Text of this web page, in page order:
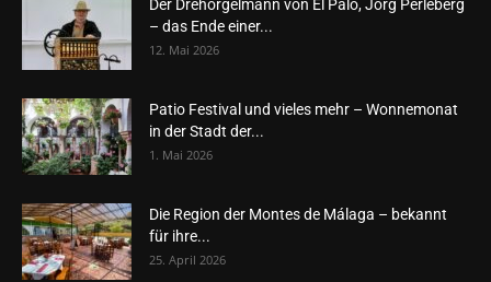
Der Drehorgelmann von El Palo, Jörg Perleberg
– das Ende einer...
12. Mai 2026
Patio Festival und vieles mehr – Wonnemonat
in der Stadt der...
1. Mai 2026
Die Region der Montes de Málaga – bekannt
für ihre...
25. April 2026